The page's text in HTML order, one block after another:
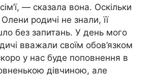
— сказала вона. Оскільки
Олени pодичі не знали, її
без запитань. У день мого
вважали своїм обов’язком
у нас буде поповнення в
дівчиною, але